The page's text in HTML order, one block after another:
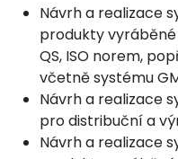
Návrh a realizace
produkty vyráběné
QS, ISO norem,
včetně systému
Návrh a realizace
pro distribuční a
Návrh a realizace